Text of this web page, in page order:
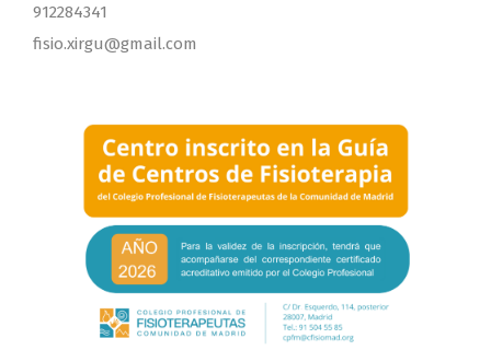
912284341
fisio.xirgu@gmail.com